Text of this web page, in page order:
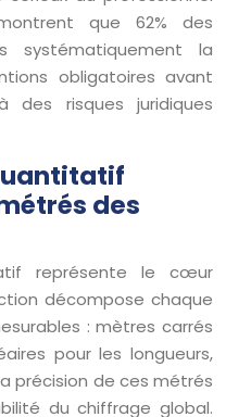
que 62% des
systématiquement la
obligatoires avant
des risques juridiques
des
représente le cœur
décompose chaque
: mètres carrés
pour les longueurs,
précision de ces métrés
du chiffrage global.